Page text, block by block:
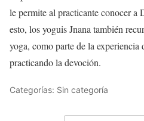
le permite al practicante conocer a
esto, los yoguis Jnana también
yoga, como parte de la experiencia
practicando la devoción.
Categorías: Sin categoría